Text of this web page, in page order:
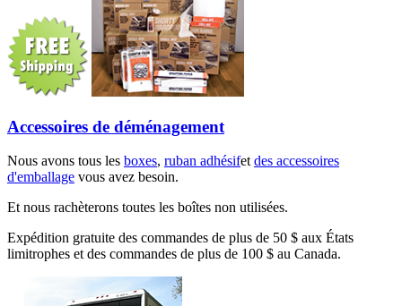
Accessoires de déménagement
Nous avons tous les boxes, ruban adhésifet des accessoires
d'emballage vous avez besoin.
Et nous rachèterons toutes les boîtes non utilisées.
Expédition gratuite des commandes de plus de 50 $ aux États
limitrophes et des commandes de plus de 100 $ au Canada.